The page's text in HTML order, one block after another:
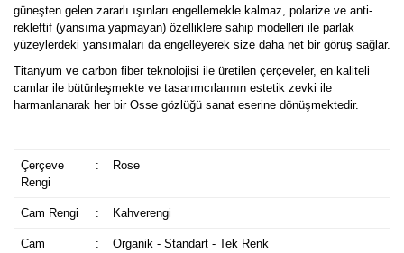
güneşten gelen zararlı ışınları engellemekle kalmaz, polarize ve anti-
rekleftif (yansıma yapmayan) özelliklere sahip modelleri ile parlak
yüzeylerdeki yansımaları da engelleyerek size daha net bir görüş sağlar.
Titanyum ve carbon fiber teknolojisi ile üretilen çerçeveler, en kaliteli
camlar ile bütünleşmekte ve tasarımcılarının estetik zevki ile
harmanlanarak her bir Osse gözlüğü sanat eserine dönüşmektedir.
Çerçeve
Rengi
: Rose
Cam Rengi : Kahverengi
Cam
: Organik - Standart - Tek Renk